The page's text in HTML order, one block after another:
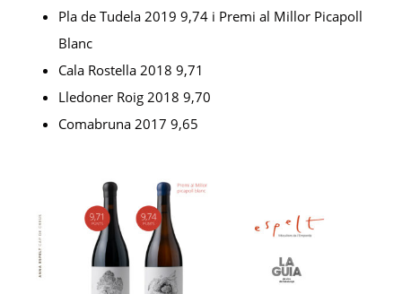
Pla de Tudela 2019 9,74 i Premi al Millor Picapoll
Blanc
Cala Rostella 2018 9,71
Lledoner Roig 2018 9,70
Comabruna 2017 9,65